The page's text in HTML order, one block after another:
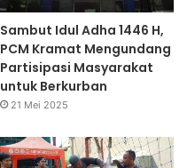
Sambut Idul Adha 1446 H,
PCM Kramat Mengundang
Partisipasi Masyarakat
untuk Berkurban
21 Mei 2025